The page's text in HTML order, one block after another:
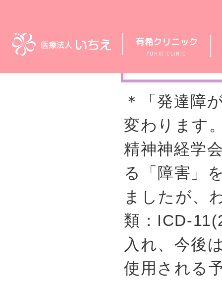
有希クリニック
YUHKI CLINIC神経
＊「発達障
変わります
精神神経学
る「障害」
ましたが、
類：ICD-
入れ、今後
使用される